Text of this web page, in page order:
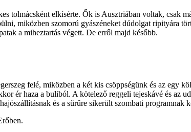
tolmácsként elkísérte. Ők is Ausztriában voltak, csak
miközben szomorú gyászéneket dúdolgat ripityára
a miheztartás végett. De erről majd később.
felé, miközben a két kis csöppségünk és az egy
ér haza a buliból. A kötelező reggeli tejeskávé és az
és a sűrűre sikerült szombati programnak